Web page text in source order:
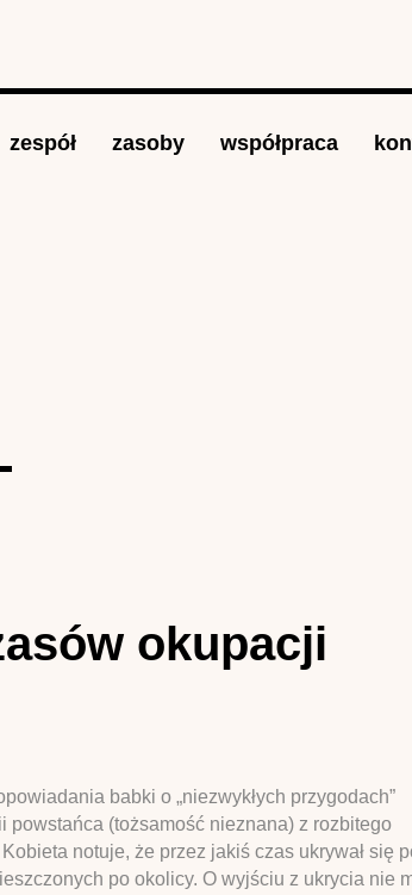
zespół zasoby współpraca
okupacji
babki o „niezwykłych przygodach”
powstańca (tożsamość nieznana) z rozbitego
notuje, że przez jakiś czas ukrywał się
po okolicy. O wyjściu z ukrycia nie